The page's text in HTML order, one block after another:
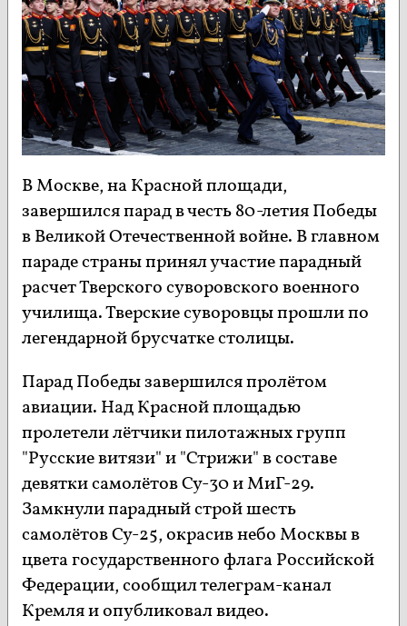
В Москве, на Красной площади,
завершился парад в честь 80-летия Победы
в Великой Отечественной войне. В главном
параде страны принял участие парадный
расчет Тверского суворовского военного
училища. Тверские суворовцы прошли по
легендарной брусчатке столицы.
Парад Победы завершился пролётом
авиации. Над Красной площадью
пролетели лётчики пилотажных групп
"Русские витязи" и "Стрижи" в составе
девятки самолётов Су-30 и МиГ-29.
Замкнули парадный строй шесть
самолётов Су-25, окрасив небо Москвы в
цвета государственного флага Российской
Федерации, сообщил телеграм-канал
Кремля и опубликовал видео.